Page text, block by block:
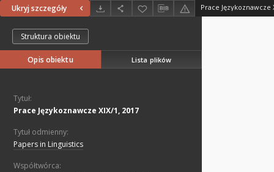
Ukryj szczegóły Prace Językoznawcze
Struktura obiektu
Opis obiektu Lista plików
Tytuł:
Prace Językoznawcze XIX/1, 2017
Tytuł odmienny:
Papers in Linguistics
Współtwórca: